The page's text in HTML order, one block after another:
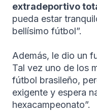
extradeportivo
pueda estar
bellísimo fútbol”.
Además, le dio un
Tal vez uno de los
fútbol brasileño,
exigente y espera
hexacampeonato”.